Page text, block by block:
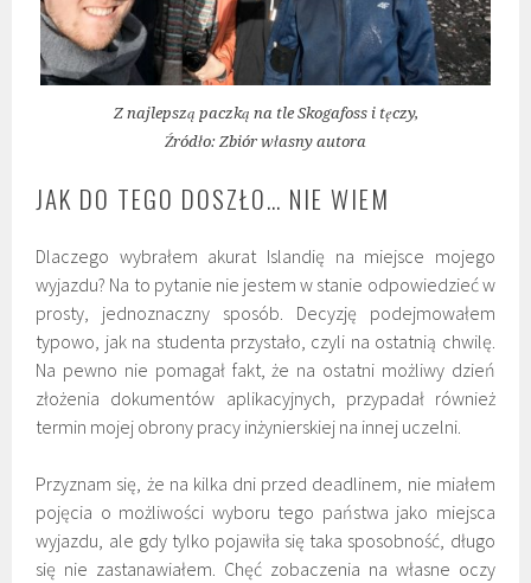
Z najlepszą paczką na tle Skogafoss i tęczy,
Źródło: Zbiór własny autora
JAK DO TEGO DOSZŁO… NIE WIEM
Dlaczego wybrałem akurat Islandię na miejsce mojego
wyjazdu? Na to pytanie nie jestem w stanie odpowiedzieć w
prosty, jednoznaczny sposób. Decyzję podejmowałem
typowo, jak na studenta przystało, czyli na ostatnią chwilę.
Na pewno nie pomagał fakt, że na ostatni możliwy dzień
złożenia dokumentów aplikacyjnych, przypadał również
termin mojej obrony pracy inżynierskiej na innej uczelni.
Przyznam się, że na kilka dni przed deadlinem, nie miałem
pojęcia o możliwości wyboru tego państwa jako miejsca
wyjazdu, ale gdy tylko pojawiła się taka sposobność, długo
się nie zastanawiałem. Chęć zobaczenia na własne oczy